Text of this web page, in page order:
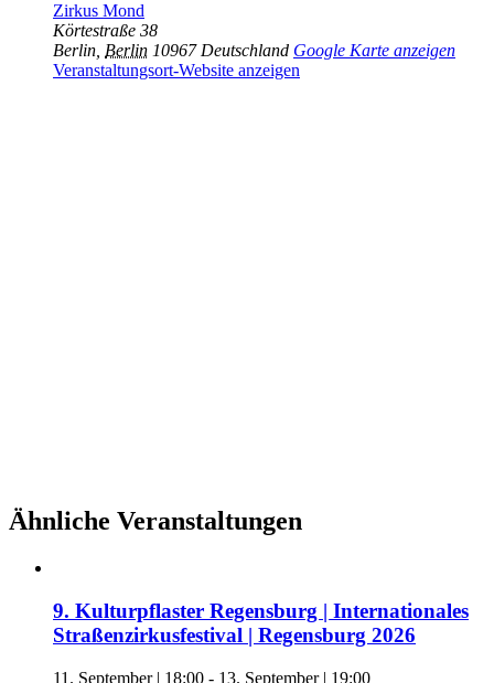
Zirkus Mond
Körtestraße 38
Berlin, Berlin 10967 Deutschland Google Karte anzeigen
Veranstaltungsort-Website anzeigen
Ähnliche Veranstaltungen
9. Kulturpflaster Regensburg | Internationales
Straßenzirkusfestival | Regensburg 2026
11. September | 18:00 - 13. September | 19:00